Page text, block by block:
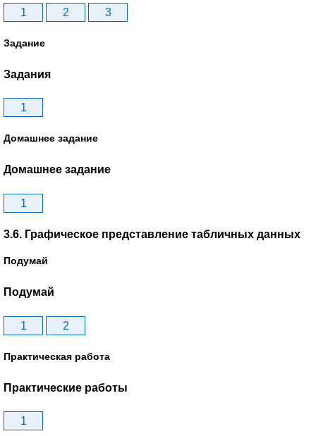
1 2 3
Задание
Задания
1
Домашнее задание
Домашнее задание
1
3.6. Графическое представление табличных данных
Подумай
Подумай
1 2
Практическая работа
Практические работы
1